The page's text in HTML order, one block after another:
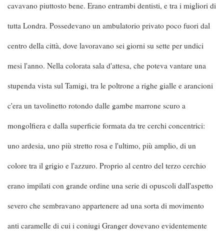
cavavano piuttosto bene. Erano entrambi dentisti, e tra i migliori di
tutta Londra. Possedevano un ambulatorio privato poco fuori dal
centro della città, dove lavoravano sei giorni su sette per undici
mesi l'anno. Nella colorata sala d'attesa, che poteva vantare una
stupenda vista sul Tamigi, tra le poltrone a righe gialle e arancioni
c'era un tavolinetto rotondo dalle gambe marrone scuro a
mongolfiera e dalla superficie formata da tre cerchi concentrici:
uno ardesia, uno più stretto rosa e l'ultimo, più amplio, di un
colore tra il grigio e l'azzuro. Proprio al centro del terzo cerchio
erano impilati con grande ordine una serie di opuscoli dall'aspetto
severo che sembravano appartenere ad una sorta di movimento
anti caramelle di cui i coniugi Granger dovevano evidentemente